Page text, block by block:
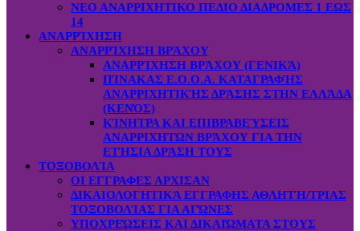
ΝΕΟ ΑΝΑΡΡΙΧΗΤΙΚΟ ΠΕΔΙΟ ΔΙΑΔΡΟΜΕΣ 1 ΕΩΣ
14
ΑΝΑΡΡΊΧΗΣΗ
ΑΝΑΡΡΊΧΗΣΗ ΒΡΆΧΟΥ
ΑΝΑΡΡΊΧΗΣΗ ΒΡΆΧΟΥ (ΓΕΝΙΚΆ)
ΠΊΝΑΚΑΣ Ε.Ο.Ο.Α. ΚΑΤΑΓΡΑΦΉΣ
ΑΝΑΡΡΙΧΗΤΙΚΉΣ ΔΡΆΣΗΣ ΣΤΗΝ ΕΛΛΆΔΑ
(ΚΕΝΌΣ)
ΚΊΝΗΤΡΑ ΚΑΙ ΕΠΙΒΡΑΒΕΎΣΕΙΣ
ΑΝΑΡΡΙΧΗΤΏΝ ΒΡΆΧΟΥ ΓΙΑ ΤΗΝ
ΕΤΉΣΙΑ ΔΡΆΣΗ ΤΟΥΣ
ΤΟΞΟΒΟΛΊΑ
ΟΙ ΕΓΓΡΑΦΕΣ ΑΡΧΙΣΑΝ
ΔΙΚΑΙΟΛΟΓΗΤΙΚΆ ΕΓΓΡΑΦΗΣ ΑΘΛΗΤΉ/ΤΡΙΑΣ
ΤΟΞΟΒΟΛΊΑΣ ΓΙΑ ΑΓΏΝΕΣ
ΥΠΟΧΡΕΏΣΕΙΣ ΚΑΙ ΔΙΚΑΙΏΜΑΤΑ ΣΤΟΥΣ